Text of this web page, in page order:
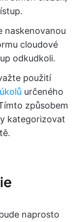
naskenovanou
cloudové
odkudkoli.
použití
určeného
způsobem
kategorizovat
naprosto